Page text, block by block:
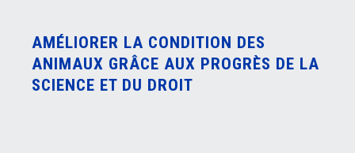
AMÉLIORER LA CONDITION DES
ANIMAUX GRÂCE AUX PROGRÈS DE LA
SCIENCE ET DU DROIT